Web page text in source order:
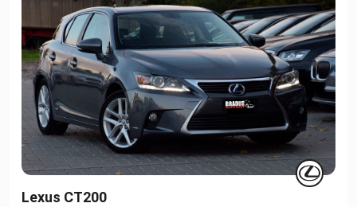
Lexus CT200